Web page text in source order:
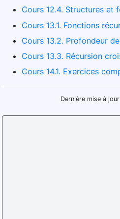
Cours 12.4. Structures et
Cours 13.1. Fonctions
Cours 13.2. Profondeur
Cours 13.3. Récursion
Cours 14.1. Exercices
Dernière mise à